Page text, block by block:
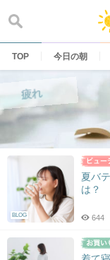
content
TOP 今日の朝
疲れ
BLOG
夏バ
は？
644